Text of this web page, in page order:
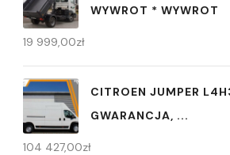
WYWROT * WYWROT
19 999,00zł
CITROEN JUMPER
GWARANCJA, ...
104 427,00zł